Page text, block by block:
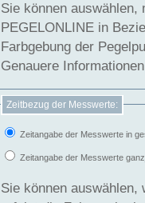
Sie können
PEGELONLINE in Beziehung
Farbgebung der
Genauere
Zeitbezug der Messwerte:
Zeitangabe der Messwerte in
Zeitangabe der Messwerte
Sie können auswählen,